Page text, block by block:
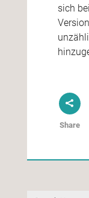
sich
Share